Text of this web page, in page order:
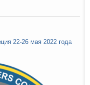
22-26 мая 2022 года